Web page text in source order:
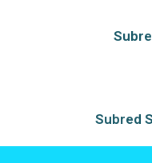
Subred